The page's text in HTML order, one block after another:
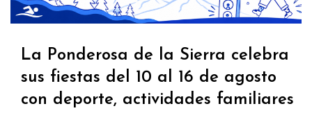
La Ponderosa de la Sierra celebra
sus fiestas del 10 al 16 de agosto
con deporte, actividades familiares